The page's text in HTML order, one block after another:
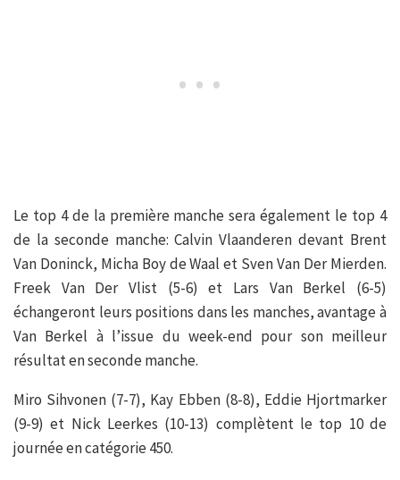
Le top 4 de la première manche sera également le top 4
de la seconde manche: Calvin Vlaanderen devant Brent
Van Doninck, Micha Boy de Waal et Sven Van Der Mierden.
Freek Van Der Vlist (5-6) et Lars Van Berkel (6-5)
échangeront leurs positions dans les manches, avantage à
Van Berkel à l’issue du week-end pour son meilleur
résultat en seconde manche.
Miro Sihvonen (7-7), Kay Ebben (8-8), Eddie Hjortmarker
(9-9) et Nick Leerkes (10-13) complètent le top 10 de
journée en catégorie 450.